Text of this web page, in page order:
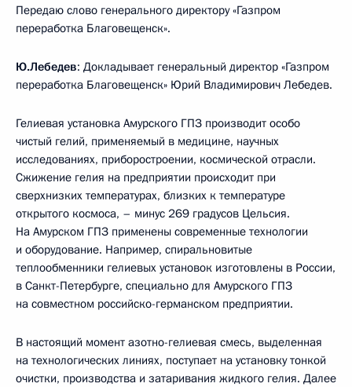
Передаю слово генерального директору «Газпром
переработка Благовещенск».
Ю.Лебедев: Докладывает генеральный директор «Газпром
переработка Благовещенск» Юрий Владимирович Лебедев.
Гелиевая установка Амурского ГПЗ производит особо
чистый гелий, применяемый в медицине, научных
исследованиях, приборостроении, космической отрасли.
Сжижение гелия на предприятии происходит при
сверхнизких температурах, близких к температуре
открытого космоса, – минус 269 градусов Цельсия.
На Амурском ГПЗ применены современные технологии
и оборудование. Например, спиральновитые
теплообменники гелиевых установок изготовлены в России,
в Санкт-Петербурге, специально для Амурского ГПЗ
на совместном российско-германском предприятии.
В настоящий момент азотно-гелиевая смесь, выделенная
на технологических линиях, поступает на установку тонкой
очистки, производства и затаривания жидкого гелия. Далее